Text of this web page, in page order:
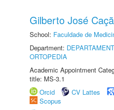
Gilberto José
School: Faculdade de
Department:
ORTOPEDIA
Academic Appointment
title: MS-3.1
Orcid
CV Lattes
Scopus